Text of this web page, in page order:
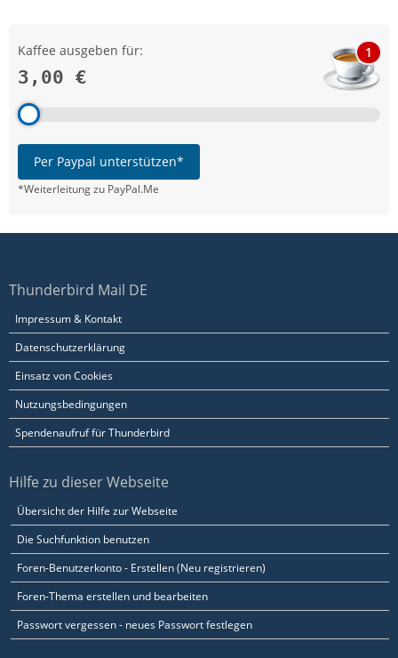
Kaffee ausgeben für:
3,00 €
1
Per Paypal unterstützen*
*Weiterleitung zu PayPal.Me
Thunderbird Mail DE
Impressum & Kontakt
Datenschutzerklärung
Einsatz von Cookies
Nutzungsbedingungen
Spendenaufruf für Thunderbird
Hilfe zu dieser Webseite
Übersicht der Hilfe zur Webseite
Die Suchfunktion benutzen
Foren-Benutzerkonto - Erstellen (Neu registrieren)
Foren-Thema erstellen und bearbeiten
Passwort vergessen - neues Passwort festlegen